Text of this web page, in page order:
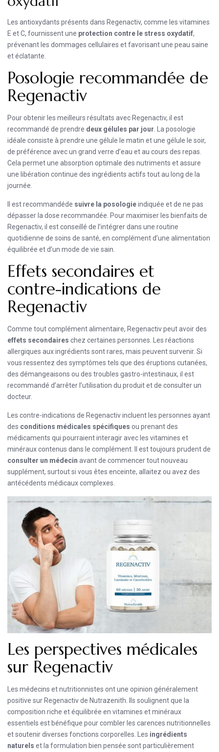
Les antioxydants présents dans Regenactiv, comme les vitamines
E et C, fournissent une protection contre le stress oxydatif,
prévenant les dommages cellulaires et favorisant une peau saine
et éclatante.
Posologie recommandée de
Regenactiv
Pour obtenir les meilleurs résultats avec Regenactiv, il est
recommandé de prendre deux gélules par jour . La posologie
idéale consiste à prendre une gélule le matin et une gélule le soir,
de préférence avec un grand verre d’eau et au cours des repas.
Cela permet une absorption optimale des nutriments et assure
une libération continue des ingrédients actifs tout au long de la
journée.
Il est recommandéde suivre la posologieindiquée et de ne pas
dépasser la dose recommandée. Pour maximiser les bienfaits de
Regenactiv, il est conseillé de l’intégrer dans une routine
quotidienne de soins de santé, en complément d’une alimentation
équilibrée et d’un mode de vie sain.
Effets secondaires et
contre-indications de
Regenactiv
Comme tout complément alimentaire, Regenactiv peut avoir des
effets secondaires chez certaines personnes. Les réactions
allergiques aux ingrédients sont rares, mais peuvent survenir. Si
vous ressentez des symptômes tels que des éruptions cutanées,
des démangeaisons ou des troubles gastro-intestinaux, il est
recommandé d’arrêter l’utilisation du produit et de consulter un
docteur.
Les contre-indications de Regenactiv incluent les personnes ayant
des conditions médicales spécifiques ou prenant des
médicaments qui pourraient interagir avec les vitamines et
minéraux contenus dans le complément. Il est toujours prudent de
consulter un médecin avant de commencer tout nouveau
supplément, surtout si vous êtes enceinte, allaitez ou avez des
antécédents médicaux complexes.
Les perspectives médicales
sur Regenactiv
Les médecins et nutritionnistes ont une opinion généralement
positive sur Regenactiv de Nutrazenith. Ils soulignent que la
composition riche et équilibrée en vitamines et minéraux
essentiels est bénéfique pour combler les carences nutritionnelles
et soutenir diverses fonctions corporelles. Les ingrédients
naturels et la formulation bien pensée sont particulièrement